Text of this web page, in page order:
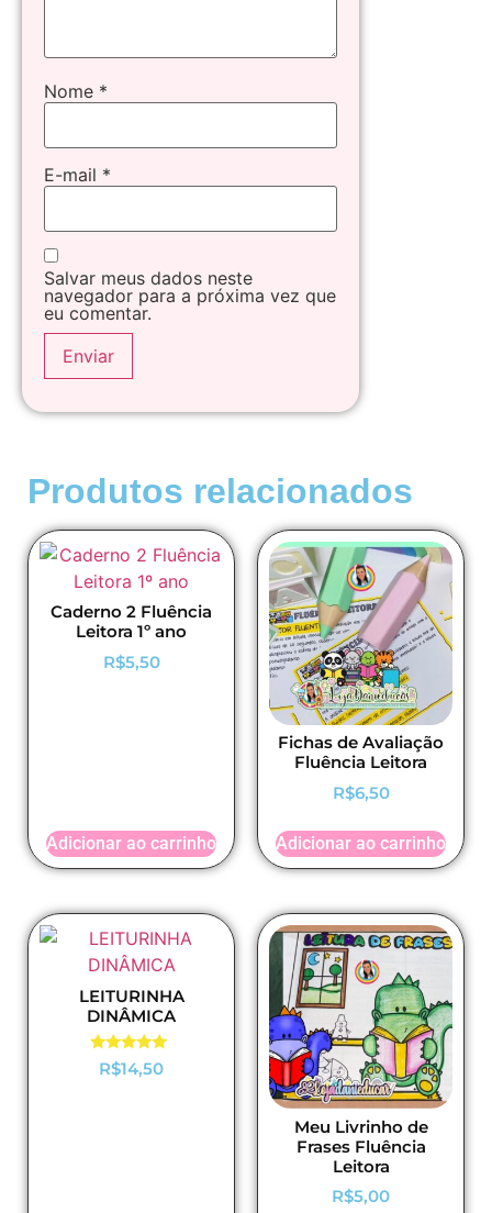
Nome *
E-mail *
Salvar meus dados neste
navegador para a próxima vez que
eu comentar.
Produtos relacionados
Caderno 2 Fluência
Leitora 1º ano
R$5,50
Adicionar ao carrinho
Fichas de Avaliação
Fluência Leitora
R$6,50
Adicionar ao carrinho
LEITURINHA
DINÂMICA
Avaliação
5.00
R$14,50
Meu Livrinho de
Frases Fluência
Leitora
R$5,00